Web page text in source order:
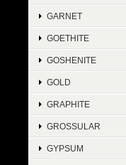
GARNET
GOETHITE
GOSHENITE
GOLD
GRAPHITE
GROSSULAR
GYPSUM